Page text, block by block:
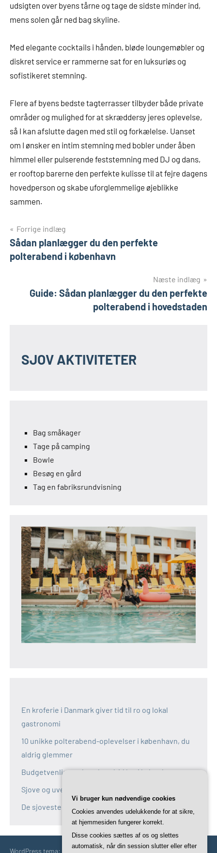
udsigten over byens tårne og tage de sidste minder ind,
mens solen går ned bag skyline.
Med elegante cocktails i hånden, bløde loungemøbler og
diskret service er rammerne sat for en luksuriøs og
sofistikeret stemning.
Flere af byens bedste tagterrasser tilbyder både private
områder og mulighed for at skræddersy jeres oplevelse,
så I kan afslutte dagen med stil og forkælelse. Uanset
om I ønsker en intim stemning med bobler under åben
himmel eller pulserende feststemning med DJ og dans,
er rooftop barerne den perfekte kulisse til at fejre dagens
hovedperson og skabe uforglemmelige øjeblikke
sammen.
Indlægsnavigation
Forrige indlæg
Sådan planlægger du den perfekte
polterabend i københavn
Næste indlæg
Guide: Sådan planlægger du den perfekte
polterabend i hovedstaden
SJOV AKTIVITETER
Bag småkager
Tage på camping
Bowle
Besøg en gård
Tag en fabriksrundvisning
En kroferie i Danmark giver tid til ro og lokal
gastronomi
10 unikke polterabend-oplevelser i københavn, du
aldrig glemmer
Budgetvenlige polterabend-idéer i københavn
Sjove og uventede polterabend-idéer i københavn
De sjoveste aktiviteter til polterabend i københavn
WordPress tema: Occasio by ThemeZee.
Vi bruger kun nødvendige cookies
Cookies anvendes udelukkende for at sikre,
at hjemmesiden fungerer korrekt.
Disse cookies sættes af os og slettes
automatisk, når din session slutter eller efter